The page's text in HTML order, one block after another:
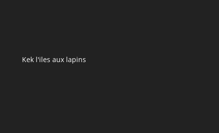
Kek l'iles aux lapins